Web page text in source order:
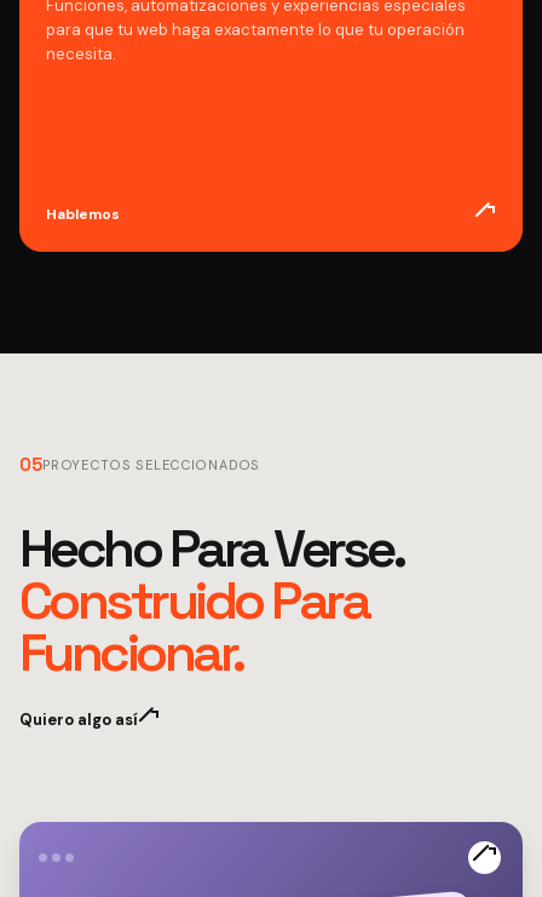
Funciones, automatizaciones y experiencias especiales
para que tu web haga exactamente lo que tu operación
necesita.
Hablemos
05PROYECTOS SELECCIONADOS
Hecho Para Verse.
Construido Para
Funcionar.
Quiero algo así